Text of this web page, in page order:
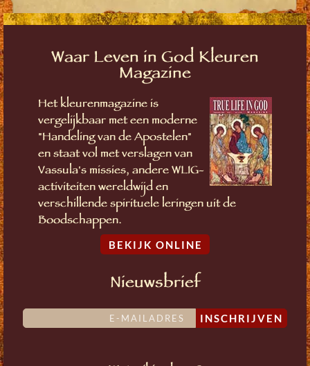
Waar Leven in God Kleuren
Magazine
Het kleurenmagazine is
vergelijkbaar met een moderne
"Handeling van de Apostelen"
en staat vol met verslagen van
Vassula's missies, andere WLIG-
activiteiten wereldwijd en
verschillende spirituele leringen uit de
Boodschappen.
BEKIJK ONLINE
Nieuwsbrief
INSCHRIJVEN